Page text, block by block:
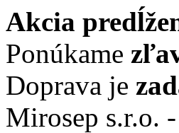
Akcia
Ponúkame
Doprava je
Mirosep s.r.o.